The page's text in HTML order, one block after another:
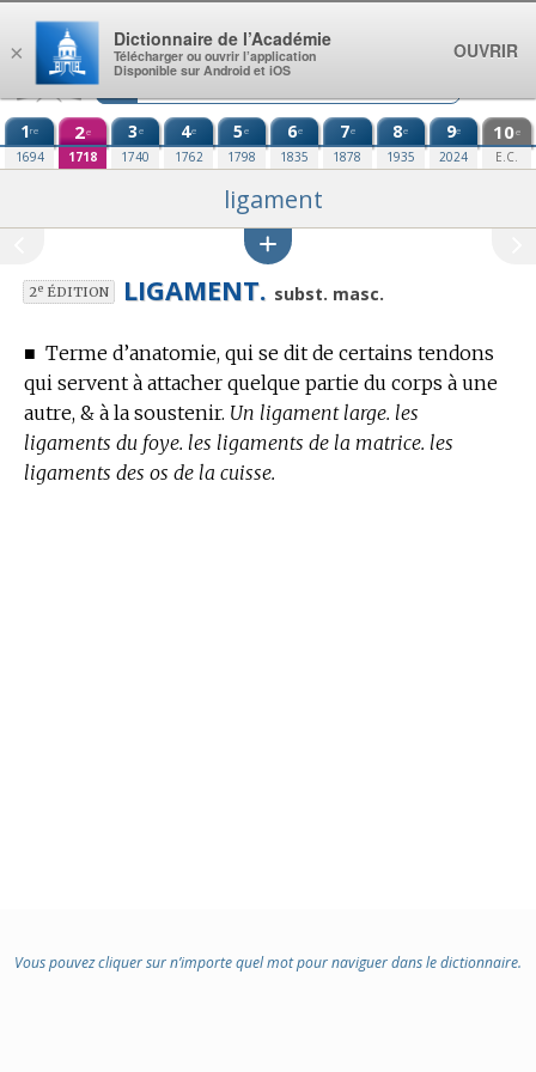
Aller au contenu
1re
1694
2e
1718
3e
1740
4e
1762
5e
1798
6e
1835
7e
1878
8e
1935
9e
2024
10e
E.C.
ligament
2eÉDITION LIGAMENT. subst. masc.
■ Terme d’anatomie, qui se dit de certains tendons
qui servent à attacher quelque partie du corps à une
autre, & à la soustenir. Un ligament large. les
ligaments du foye. les ligaments de la matrice. les
ligaments des os de la cuisse.
Vous pouvez cliquer sur n’importe quel mot pour naviguer dans le dictionnaire.
×
Dictionnaire de l’Académie
Télécharger ou ouvrir l’application
Disponible sur Android et iOS
OUVRIR